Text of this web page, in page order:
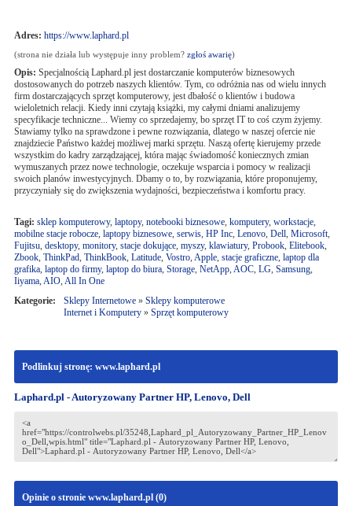
Adres: https://www.laphard.pl
(strona nie działa lub występuje inny problem? zgłoś awarię)
Opis: Specjalnością Laphard.pl jest dostarczanie komputerów biznesowych
dostosowanych do potrzeb naszych klientów. Tym, co odróżnia nas od wielu innych
firm dostarczających sprzęt komputerowy, jest dbałość o klientów i budowa
wieloletnich relacji. Kiedy inni czytają książki, my całymi dniami analizujemy
specyfikacje techniczne... Wiemy co sprzedajemy, bo sprzęt IT to coś czym żyjemy.
Stawiamy tylko na sprawdzone i pewne rozwiązania, dlatego w naszej ofercie nie
znajdziecie Państwo każdej możliwej marki sprzętu. Naszą ofertę kierujemy przede
wszystkim do kadry zarządzającej, która mając świadomość koniecznych zmian
wymuszanych przez nowe technologie, oczekuje wsparcia i pomocy w realizacji
swoich planów inwestycyjnych. Dbamy o to, by rozwiązania, które proponujemy,
przyczyniały się do zwiększenia wydajności, bezpieczeństwa i komfortu pracy.
Tagi: sklep komputerowy, laptopy, notebooki biznesowe, komputery, workstacje,
mobilne stacje robocze, laptopy biznesowe, serwis, HP Inc, Lenovo, Dell, Microsoft,
Fujitsu, desktopy, monitory, stacje dokujące, myszy, klawiatury, Probook, Elitebook,
Zbook, ThinkPad, ThinkBook, Latitude, Vostro, Apple, stacje graficzne, laptop dla
grafika, laptop do firmy, laptop do biura, Storage, NetApp, AOC, LG, Samsung,
Iiyama, AIO, All In One
Kategorie:
Sklepy Internetowe» Sklepy komputerowe
Internet i Komputery» Sprzęt komputerowy
Podlinkuj stronę: www.laphard.pl
Laphard.pl - Autoryzowany Partner HP, Lenovo, Dell
Opinie o stronie www.laphard.pl (0)